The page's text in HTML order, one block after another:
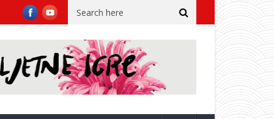
Župan sa suradnicima u Kninu na 31. obljetnici VRO